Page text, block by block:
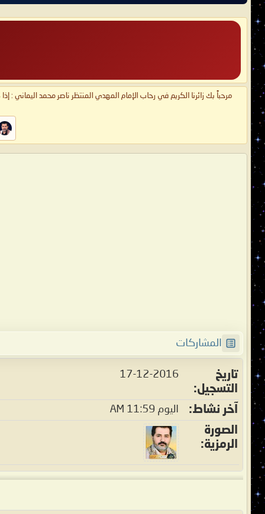
مرحباً بك زائرنا الكريم في رحاب الإمام المهدي المنتظر ناصر محمد اليماني :
المشاركات
تاريخ
التسجيل
17-12-2016
آخر نشاط اليوم 11:59 AM
الصورة
الرمزية